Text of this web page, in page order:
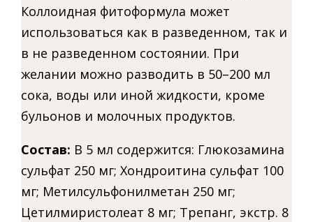
Коллоидная фитоформула может
использоваться как в разведенном, так и
в не разведенном состоянии. При
желании можно разводить в 50–200 мл
сока, воды или иной жидкости, кроме
бульонов и молочных продуктов.
Состав: В 5 мл содержится: Глюкозамина
сульфат 250 мг; Хондроитина сульфат 100
мг; Метилсульфонилметан 250 мг;
Цетилмиристолеат 8 мг; Трепанг, экстр. 8